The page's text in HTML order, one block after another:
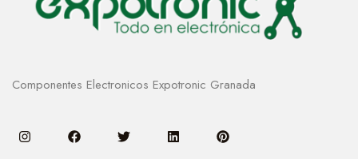
Componentes Electronicos Expotronic Granada